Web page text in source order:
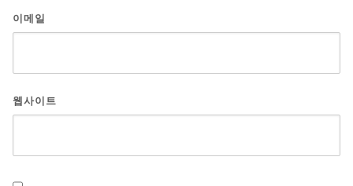
이메일
웹사이트